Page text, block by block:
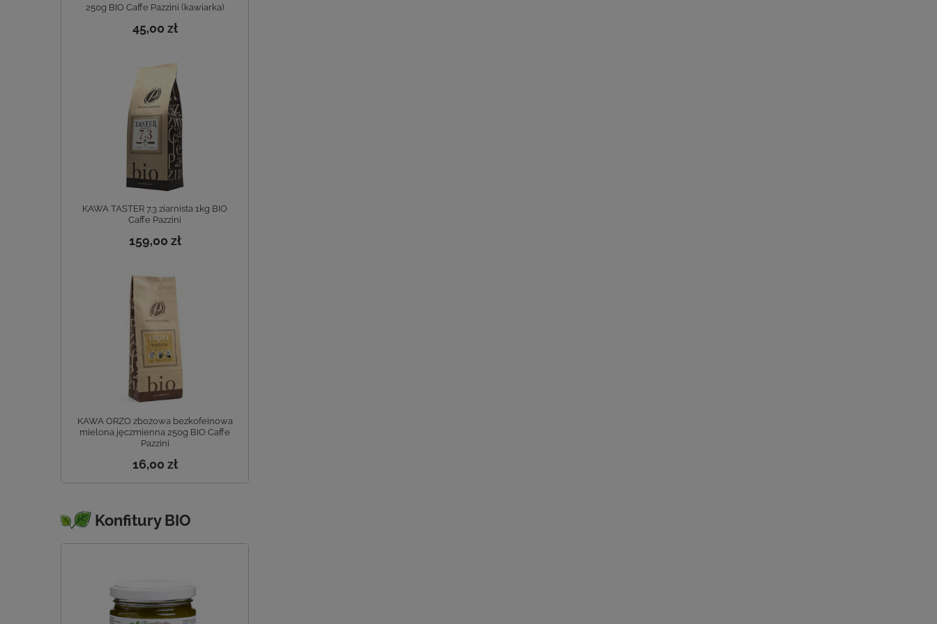
250g BIO Caffe Pazzini (kawiarka)
45,00 zł
KAWA TASTER 7.3 ziarnista 1kg BIO
Caffe Pazzini
159,00 zł
KAWA ORZO zbożowa bezkofeinowa
mielona jęczmienna 250g BIO Caffe
Pazzini
16,00 zł
Konfitury BIO